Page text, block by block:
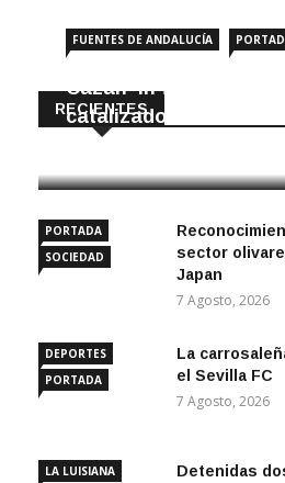
RECIENTES
FUENTES DE ANDALUCÍA
Cazan ‘in fraganti’ a
catalizadores
PORTADA
SOCIEDAD
sector
Japan
7 Agosto, 2026
DEPORTES
PORTADA
La
el Sevilla FC
7 Agosto, 2026
LA LUISIANA
Detenidas